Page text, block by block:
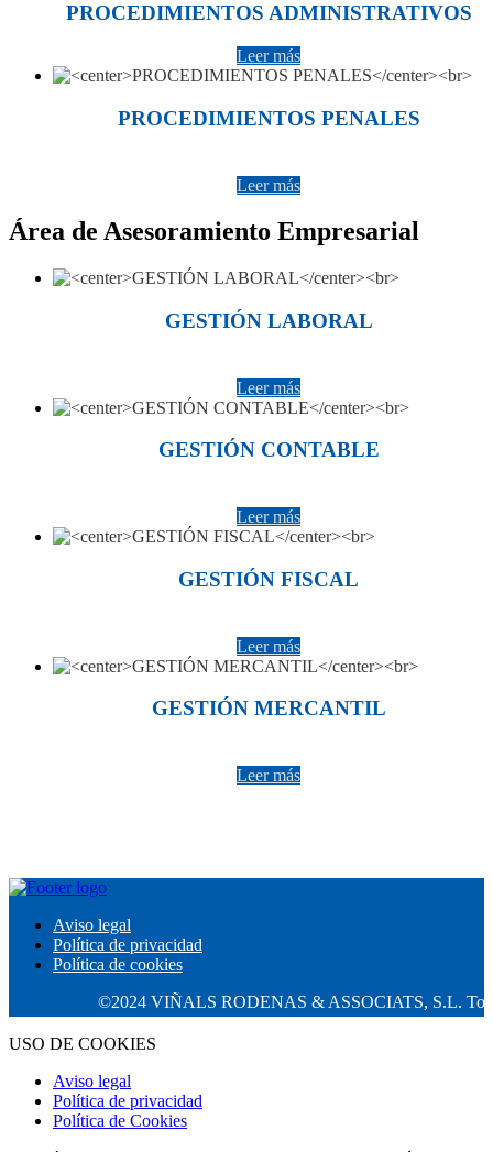
PROCEDIMIENTOS ADMINISTRATIVOS
Leer más
PROCEDIMIENTOS PENALES
Leer más
Área de Asesoramiento Empresarial
GESTIÓN LABORAL
Leer más
GESTIÓN CONTABLE
Leer más
GESTIÓN FISCAL
Leer más
GESTIÓN MERCANTIL
Leer más
Aviso legal
Política de privacidad
Política de cookies
©2024 VIÑALS RODENAS & ASSOCIATS, S.L. Todos
USO DE COOKIES
Aviso legal
Política de privacidad
Política de Cookies